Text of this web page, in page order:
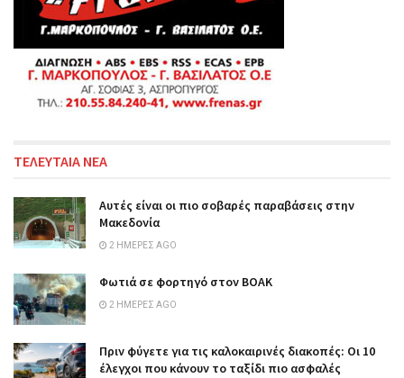
ΤΕΛΕΥΤΑΙΑ ΝΕΑ
Αυτές είναι οι πιο σοβαρές παραβάσεις στην
Μακεδονία
2 ΗΜΈΡΕΣ AGO
Φωτιά σε φορτηγό στον ΒΟΑΚ
2 ΗΜΈΡΕΣ AGO
Πριν φύγετε για τις καλοκαιρινές διακοπές: Οι 10
έλεγχοι που κάνουν το ταξίδι πιο ασφαλές